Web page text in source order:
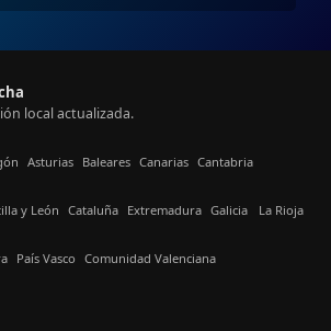
local actualizada.
Asturias Baleares Canarias Cantabria
y León Cataluña Extremadura Galicia La Rioja
País Vasco Comunidad Valenciana